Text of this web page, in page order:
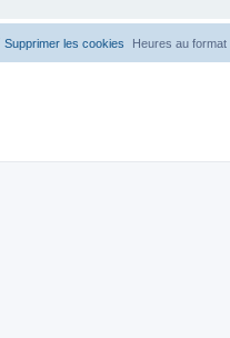
Heures au format
Supprimer les cookies